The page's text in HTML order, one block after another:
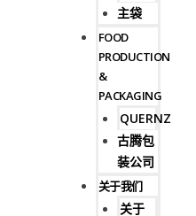
主袋
FOOD
PRODUCTION
&
PACKAGING
QUERNZ
古腾包
装公司
关于我们
关于